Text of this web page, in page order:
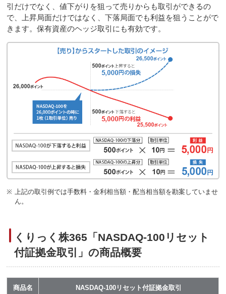
引だけでなく、値下がりを狙って売りからも取引ができるの
で、上昇局面だけではなく、下落局面でも利益を狙うことがで
きます。保有資産のヘッジ取引にも有効です。
※ 上記の取引例では手数料・金利相当額・配当相当額を勘案していませ
ん。
くりっく株365「NASDAQ-100リセット
付証拠金取引」の商品概要
商品名 NASDAQ-100リセット付証拠金取引